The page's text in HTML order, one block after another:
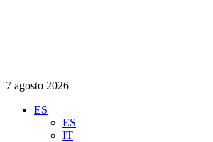
7 agosto 2026
ES
ES
IT